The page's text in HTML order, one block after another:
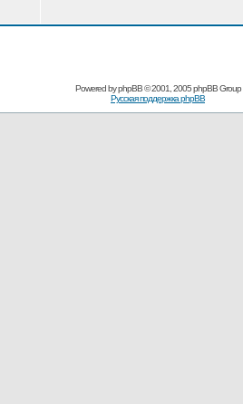
Powered byphpBB© 2001, 2005 phpBB Group
Русская поддержка phpBB